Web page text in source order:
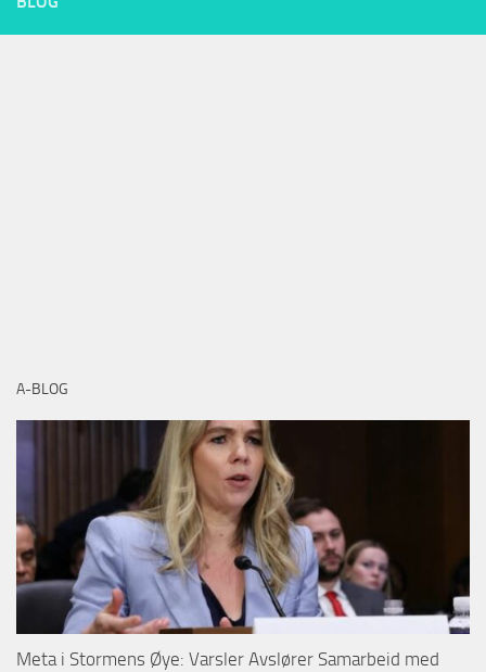
A-BLOG
Meta i Stormens Øye: Varsler Avslører Samarbeid med